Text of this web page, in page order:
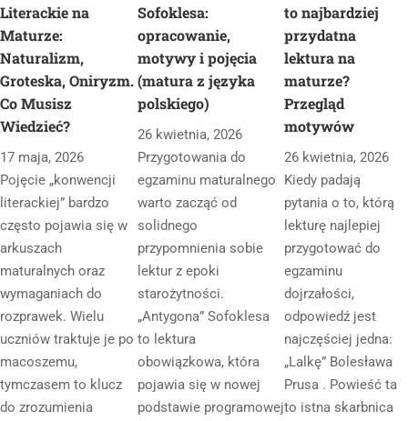
Literackie na
Maturze:
Naturalizm,
Groteska, Oniryzm.
Co Musisz
Wiedzieć?
17 maja, 2026
Pojęcie „konwencji
literackiej” bardzo
często pojawia się w
arkuszach
maturalnych oraz
wymaganiach do
rozprawek. Wielu
uczniów traktuje je po
macoszemu,
tymczasem to klucz
do zrozumienia
Sofoklesa:
opracowanie,
motywy i pojęcia
(matura z języka
polskiego)
26 kwietnia, 2026
Przygotowania do
egzaminu maturalnego
warto zacząć od
solidnego
przypomnienia sobie
lektur z epoki
starożytności.
„Antygona” Sofoklesa
to lektura
obowiązkowa, która
pojawia się w nowej
podstawie programowej
to najbardziej
przydatna
lektura na
maturze?
Przegląd
motywów
26 kwietnia, 2026
Kiedy padają
pytania o to, którą
lekturę najlepiej
przygotować do
egzaminu
dojrzałości,
odpowiedź jest
najczęściej jedna:
„Lalkę” Bolesława
Prusa . Powieść ta
to istna skarbnica